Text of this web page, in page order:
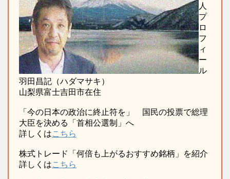
人
プ
ロ
フ
ィ
ー
ル
羽田昌記（ハダマサキ）
山梨県富士吉田市在住
「今の日本の政治に終止符を」 国民の投票で総理
大臣を決める「首相公選制」へ
詳しくはこちら
株式トレード「何倍も上がるおすすめ銘柄」を紹介
詳しくはこちら